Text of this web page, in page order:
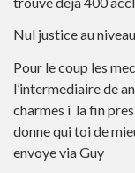
Nul justice au
Pour le coup les
l’intermediaire de
charmes i la fin
donne qui toi de
envoye via Guy